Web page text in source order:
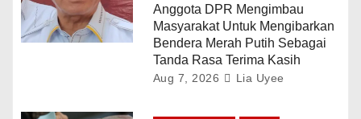
Anggota DPR Mengimbau
Masyarakat Untuk Mengibarkan
Bendera Merah Putih Sebagai
Tanda Rasa Terima Kasih
Aug 7, 2026 Lia Uyee